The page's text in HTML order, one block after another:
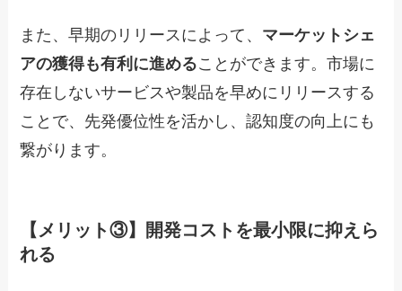
また、早期のリリースによって、 マーケットシェ
アの獲得も有利に進めることができます。市場に
存在しないサービスや製品を早めにリリースする
ことで、先発優位性を活かし、認知度の向上にも
繋がります。
【メリット③】開発コストを最小限に抑えら
れる